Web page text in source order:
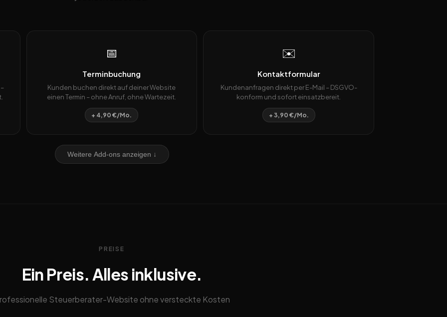
📅
Terminbuchung
Kunden buchen direkt auf deiner Website
einen Termin – ohne Anruf, ohne Wartezeit.
+ 4,90 €/Mo.
✉️
Kontaktformular
Kundenanfragen direkt per E-Mail – DSGVO-
konform und sofort einsatzbereit.
+ 3,90 €/Mo.
Weitere Add-ons anzeigen ↓
PREISE
Ein Preis. Alles inklusive.
Steuerberater-Website ohne versteckte Kosten